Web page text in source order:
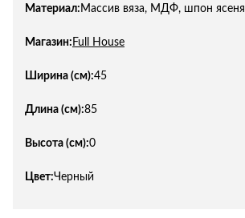
Материал: Массив вяза, МДФ, шпон ясеня
Магазин: Full House
Ширина (см):45
Длина (см):85
Высота (см):0
Цвет:Черный